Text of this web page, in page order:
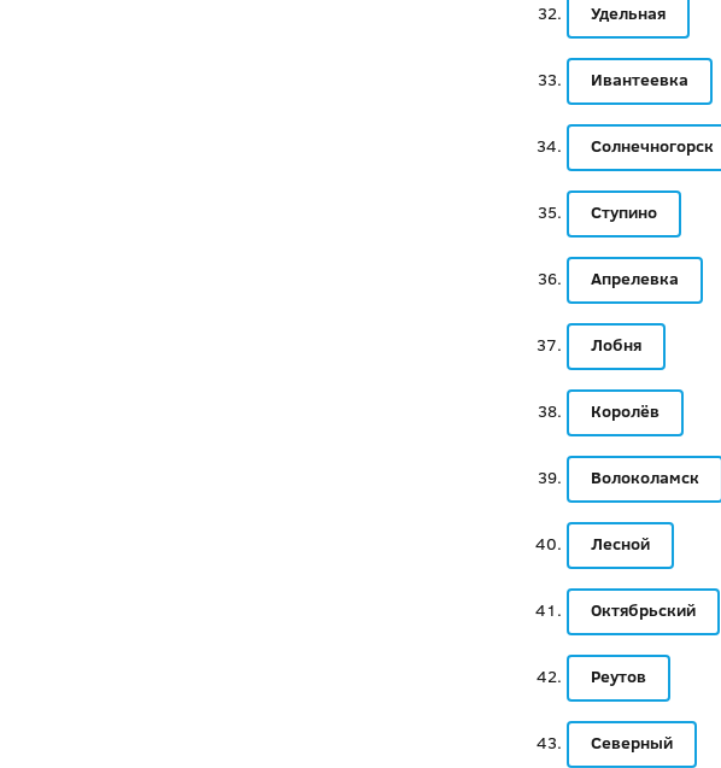
Удельная
Ивантеевка
Солнечногорск
Ступино
Апрелевка
Лобня
Королёв
Волоколамск
Лесной
Октябрьский
Реутов
Северный